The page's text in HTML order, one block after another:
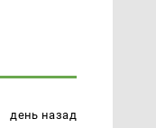
день назад